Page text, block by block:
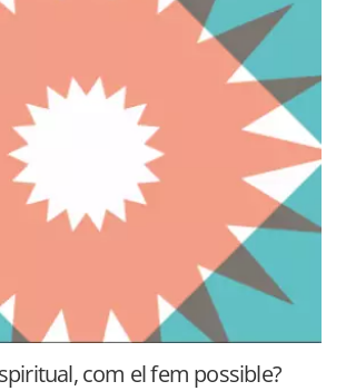
com el fem possible?